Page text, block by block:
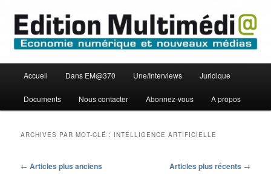
contenu
principal
contenu
secondaire
Edition Multimédi@
principal
Accueil Dans EM@370 Une/Interviews Juridique
Documents Nous contacter Abonnez-vous A propos
ARCHIVES PAR MOT-CLÉ : INTELLIGENCE ARTIFICIELLE
Navigation
← Articles plus anciens Articles plus récents →